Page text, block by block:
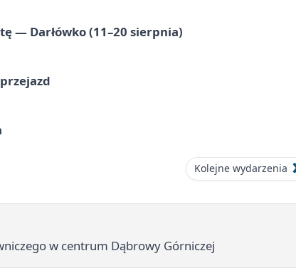
— Darłówko (11–20 sierpnia)
Kolejne wydarzenia
w centrum Dąbrowy Górniczej